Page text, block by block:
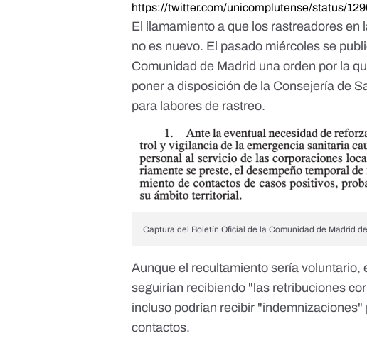
https://twitter.com/unicomplutense/status/
El llamamiento a que los rastreadores
no es nuevo. El pasado miércolesse
Comunidad de Madrid una orden por la
poner a disposición de la Consejería de
para labores de rastreo.
Captura del Boletín Oficial de la Comunidad de Madrid
Aunque el recultamiento sería
seguirían recibiendo "las retribuciones
incluso podrían recibir
contactos.